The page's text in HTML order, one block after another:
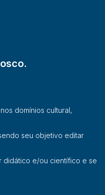
domínios cultural,
seu objetivo editar
didático e/ou científico e se